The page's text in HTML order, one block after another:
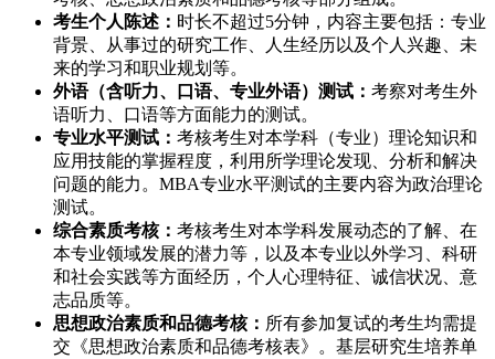
考生个人陈述： 时长不超过5分钟，内容主要包括：专业
背景、从事过的研究工作、人生经历以及个人兴趣、未
来的学习和职业规划等。
外语（含听力、口语、专业外语）测试： 考察对考生外
语听力、口语等方面能力的测试。
专业水平测试： 考核考生对本学科（专业）理论知识和
应用技能的掌握程度，利用所学理论发现、分析和解决
问题的能力。MBA专业水平测试的主要内容为政治理论
测试。
综合素质考核： 考核考生对本学科发展动态的了解、在
本专业领域发展的潜力等，以及本专业以外学习、科研
和社会实践等方面经历，个人心理特征、诚信状况、意
志品质等。
思想政治素质和品德考核： 所有参加复试的考生均需提
交《思想政治素质和品德考核表》。基层研究生培养单